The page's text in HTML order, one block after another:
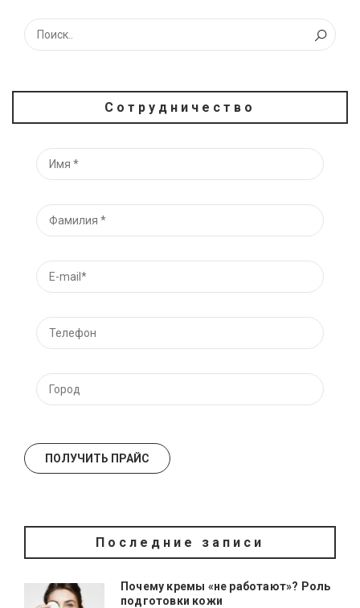
Сотрудничество
Последние записи
Почему кремы «не работают»? Роль
подготовки кожи